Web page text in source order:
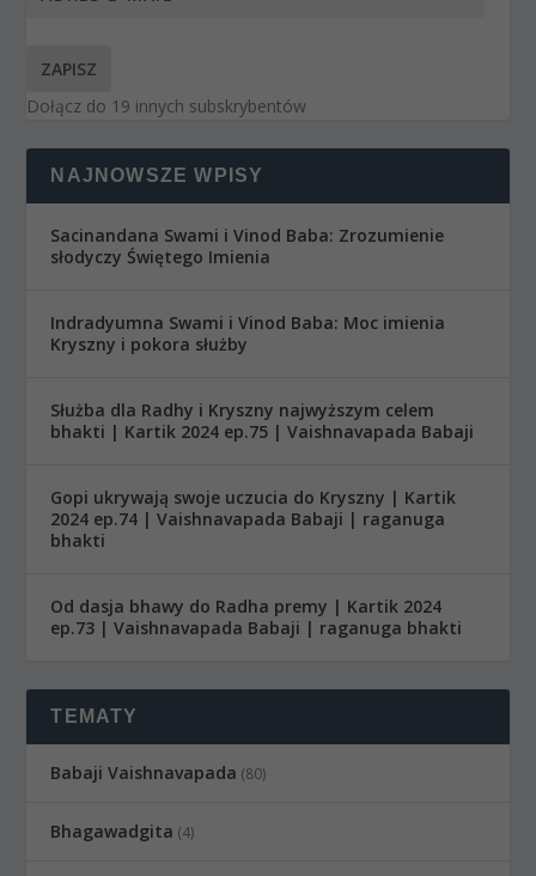
ZAPISZ
Dołącz do 19 innych subskrybentów
NAJNOWSZE WPISY
Sacinandana Swami i Vinod Baba: Zrozumienie
słodyczy Świętego Imienia
Indradyumna Swami i Vinod Baba: Moc imienia
Kryszny i pokora służby
Służba dla Radhy i Kryszny najwyższym celem
bhakti | Kartik 2024 ep.75 | Vaishnavapada Babaji
Gopi ukrywają swoje uczucia do Kryszny | Kartik
2024 ep.74 | Vaishnavapada Babaji | raganuga
bhakti
Od dasja bhawy do Radha premy | Kartik 2024
ep.73 | Vaishnavapada Babaji | raganuga bhakti
TEMATY
Babaji Vaishnavapada (80)
Bhagawadgita (4)